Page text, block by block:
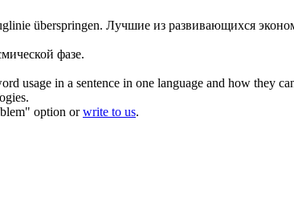
überspringen. Лучшие из развивающихся
фазе.
usage in a sentence in one language and how they
option orwrite to us.